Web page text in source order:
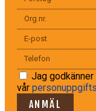
Jag
vår
ANMÄL